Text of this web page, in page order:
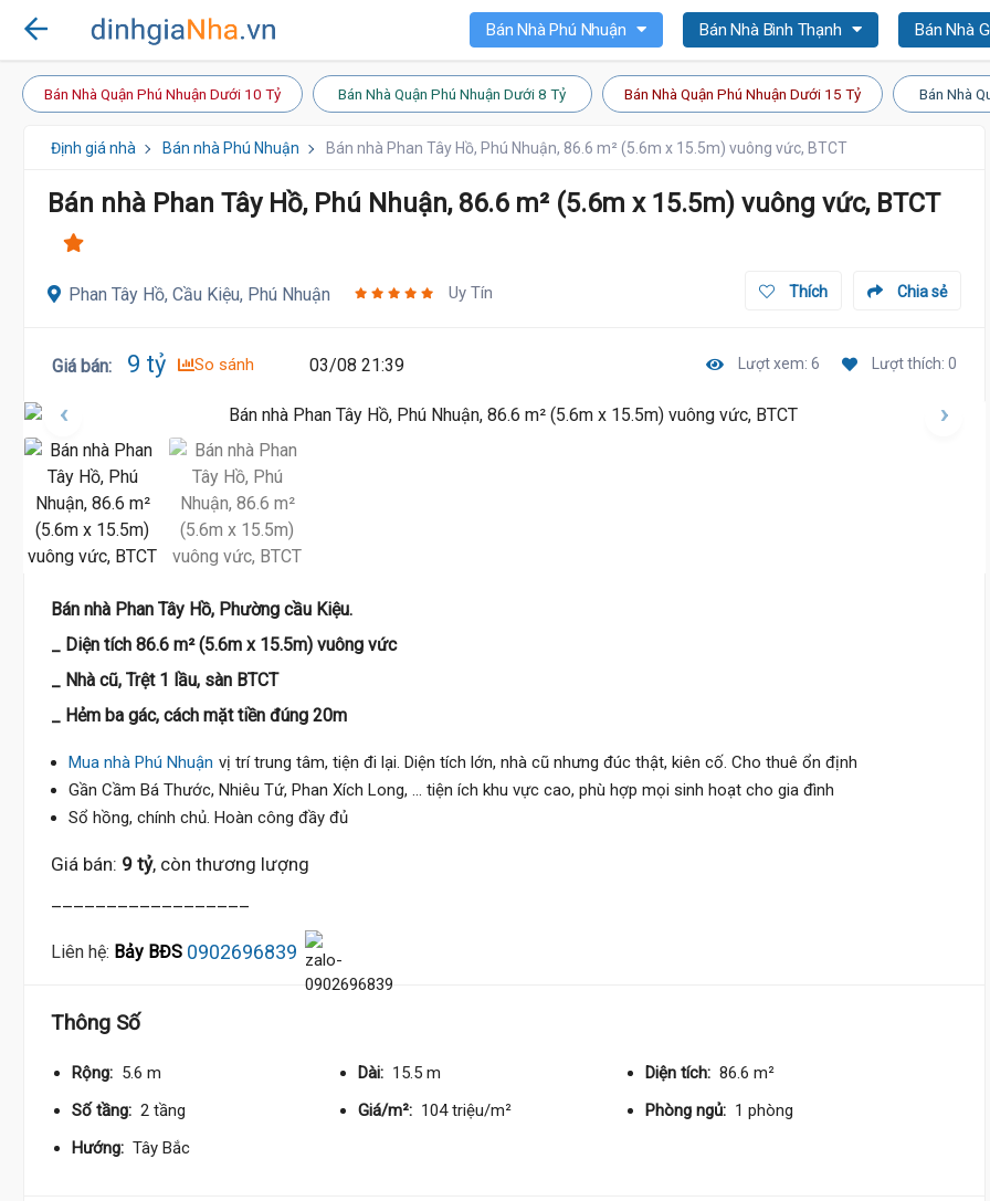
Bán Nhà Phú Nhuận Bán Nhà Bình Thạnh Bán Nhà
Bán Nhà Quận Phú Nhuận Dưới 10 Tỷ Bán Nhà Quận Phú Nhuận Dưới 8 Tỷ Bán Nhà Quận Phú Nhuận Dưới 15 Tỷ Bán Nhà
Định giá nhà Bán nhà Phú Nhuận Bán nhà Phan Tây Hồ, Phú Nhuận, 86.6 m² (5.6m x 15.5m) vuông vức, BTCT
Bán nhà Phan Tây Hồ, Phú Nhuận, 86.6 m² (5.6m x 15.5m) vuông vức, BTCT
Phan Tây Hồ, Cầu Kiệu, Phú Nhuận Uy Tín Chia sẻ
Thích
Giá bán: 9 tỷ So sánh 03/08 21:39 Lượt xem: 6 Lượt thích: 0
Bán nhà Phan Tây Hồ, Phường cầu Kiệu.
_ Diện tích 86.6 m² (5.6m x 15.5m) vuông vức
_ Nhà cũ, Trệt 1 lầu, sàn BTCT
_ Hẻm ba gác, cách mặt tiền đúng 20m
Mua nhà Phú Nhuận vị trí trung tâm, tiện đi lại. Diện tích lớn, nhà cũ nhưng đúc thật, kiên cố. Cho thuê ổn định
Gần Cầm Bá Thước, Nhiêu Tứ, Phan Xích Long, ... tiện ích khu vực cao, phù hợp mọi sinh hoạt cho gia đình
Sổ hồng, chính chủ. Hoàn công đầy đủ
Giá bán: 9 tỷ, còn thương lượng
Liên hệ: Bảy BĐS 0902696839
Thông Số
Rộng: 5.6 m Dài: 15.5 m Diện tích: 86.6 m²
Số tầng: 2 tầng Giá/m²: 104 triệu/m² Phòng ngủ: 1 phòng
Hướng: Tây Bắc
DT:44 m²
186 triệu/m²
8 tỷ 900 triệu